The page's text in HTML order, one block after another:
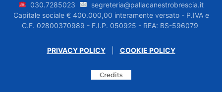
030.7285023
segreteria@pallacanestrobrescia.it
Capitale sociale € 400.000,00 interamente versato - P.IVA e
C.F. 02800370989 - F.I.P. 050925 - REA: BS-596079
PRIVACY POLICY| COOKIE POLICY
Credits